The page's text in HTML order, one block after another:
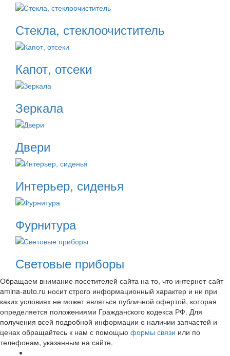
Стекла, стеклоочиститель
Капот, отсеки
Зеркала
Двери
Интерьер, сиденья
Фурнитура
Световые приборы
Обращаем внимание посетителей сайта на то, что интернет-сайт
amina-auto.ru носит строго информационный характер и ни при
каких условиях не может являться публичной офертой, которая
определяется положениями Гражданского кодекса РФ. Для
получения всей подробной информации о наличии запчастей и
ценах обращайтесь к нам с помощью формы связи или по
телефонам, указанным на сайте.